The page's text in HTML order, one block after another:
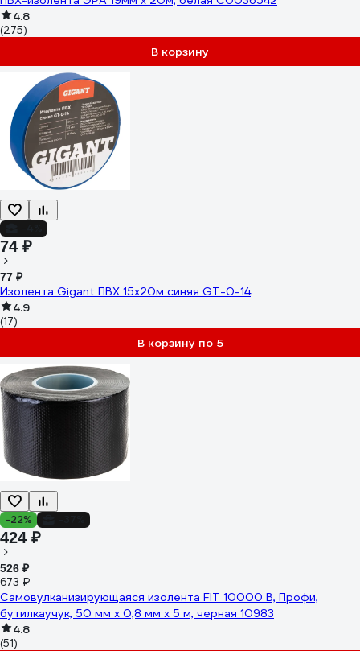
4.8
(275)
В корзину
74 ₽
77 ₽
Изолента Gigant ПВХ 15x20м синяя GT-0-14
4.9
(17)
В корзину по 5
-22%
424 ₽
526 ₽
673 ₽
Самовулканизирующаяся изолента FIT 10000 В, Профи,
бутилкаучук, 50 мм х 0,8 мм х 5 м, черная 10983
4.8
(51)